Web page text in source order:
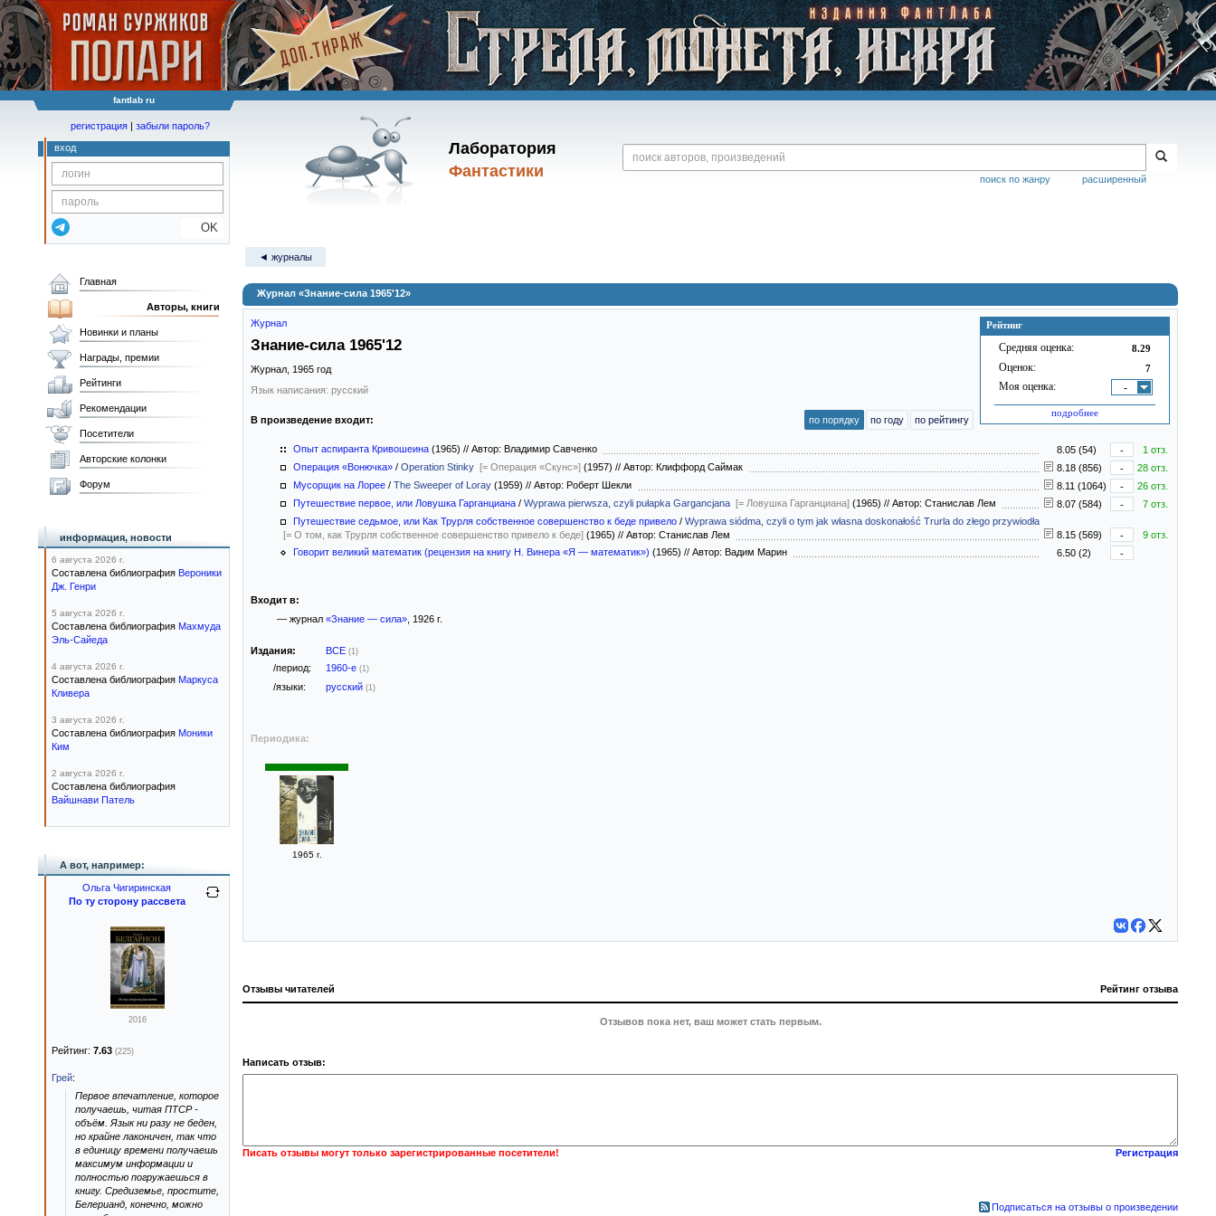
fantlab ru
Лаборатория
Фантастики
расширенный
поиск по жанру
регистрация | забыли пароль?
вход
OK
◄ журналы
Журнал «Знание-сила 1965'12»
Рейтинг
Средняя оценка: 8.29
Оценок: 7
Моя оценка: -
подробнее
Журнал
Знание-сила 1965'12
Журнал, 1965 год
Язык написания: русский
В произведение входит: по порядку по году по рейтингу
Опыт аспиранта Кривошеина (1965) // Автор: Владимир Савченко 8.05 (54) -
1 отз.
Операция «Вонючка» / Operation Stinky [= Операция «Скунс»] (1957) // Автор: Клиффорд Саймак 8.18 (856) -
28 отз.
Мусорщик на Лорее / The Sweeper of Loray (1959) // Автор: Роберт Шекли 8.11 (1064) -
26 отз.
Путешествие первое, или Ловушка Гарганциана / Wyprawa pierwsza, czyli pułapka Gargancjana [= Ловушка Гарганциана] (1965) // Автор: Станислав Лем 8.07 (584) -
7 отз.
Путешествие седьмое, или Как Трурля собственное совершенство к беде привело / Wyprawa siódma, czyli o tym jak własna doskonałość Trurla do złego przywiodła
[= О том, как Трурля собственное совершенство привело к беде] (1965) // Автор: Станислав Лем 8.15 (569) -
9 отз.
Говорит великий математик (рецензия на книгу Н. Винера «Я — математик») (1965) // Автор: Вадим Марин 6.50 (2) -
Входит в:
— журнал «Знание — сила», 1926 г.
Издания: ВСЕ (1)
/период: 1960-е (1)
/языки: русский (1)
Периодика:
1965 г.
Отзывы читателей Рейтинг отзыва
Отзывов пока нет, ваш может стать первым.
Написать отзыв:
Писать отзывы могут только зарегистрированные посетители! Регистрация
Подписаться на отзывы о произведении
Главная
Авторы, книги
Новинки и планы
Награды, премии
Рейтинги
Рекомендации
Посетители
Авторские колонки
Форум
информация, новости
6 августа 2026 г.
Составлена библиография Вероники
Дж. Генри
5 августа 2026 г.
Составлена библиография Махмуда
Эль-Сайеда
4 августа 2026 г.
Составлена библиография Маркуса
Кливера
3 августа 2026 г.
Составлена библиография Моники
Ким
2 августа 2026 г.
Составлена библиография
Вайшнави Патель
А вот, например:
Ольга Чигиринская
По ту сторону рассвета
2016
Рейтинг: 7.63 (225)
Грей:
Первое впечатление, которое
получаешь, читая ПТСР -
объём. Язык ни разу не беден,
но крайне лаконичен, так что
в единицу времени получаешь
максимум информации и
полностью погружаешься в
книгу. Средиземье, простите,
Белерианд, конечно, можно